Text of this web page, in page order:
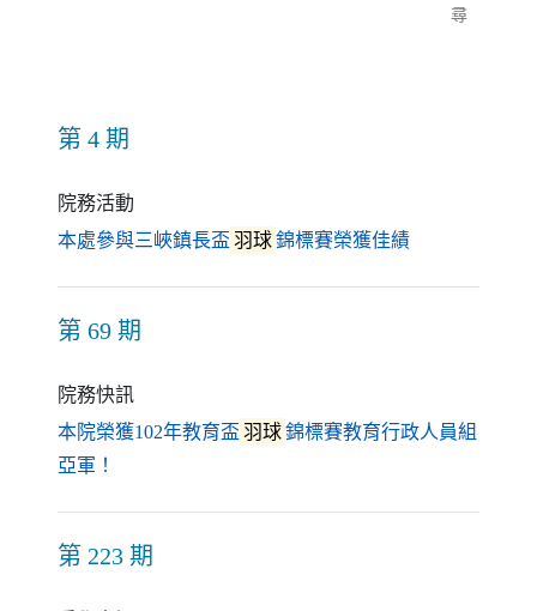
尋
第 4 期
院務活動
本處參與三峽鎮長盃 羽球錦標賽榮獲佳績（另開新視窗
第 69 期
院務快訊
本院榮獲102年教育盃 羽球錦標賽教育行政人員組
亞軍！
第 223 期